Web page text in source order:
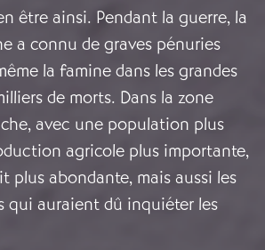
être ainsi. Pendant la guerre, la
a connu de graves pénuries
la famine dans les grandes
de morts. Dans la zone
avec une population plus
agricole plus importante,
plus abondante, mais aussi les
qui auraient dû inquiéter les